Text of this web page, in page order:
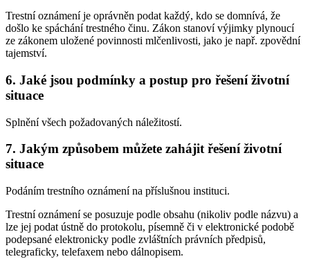
Trestní oznámení je oprávněn podat každý, kdo se domnívá, že
došlo ke spáchání trestného činu. Zákon stanoví výjimky plynoucí
ze zákonem uložené povinnosti mlčenlivosti, jako je např. zpovědní
tajemství.
6. Jaké jsou podmínky a postup pro řešení životní
situace
Splnění všech požadovaných náležitostí.
7. Jakým způsobem můžete zahájit řešení životní
situace
Podáním trestního oznámení na příslušnou instituci.
Trestní oznámení se posuzuje podle obsahu (nikoliv podle názvu) a
lze jej podat ústně do protokolu, písemně či v elektronické podobě
podepsané elektronicky podle zvláštních právních předpisů,
telegraficky, telefaxem nebo dálnopisem.